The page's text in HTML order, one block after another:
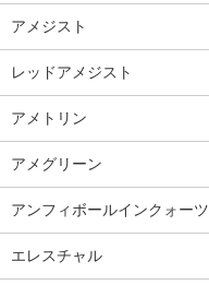
アメジスト
レッドアメジスト
アメトリン
アメグリーン
アンフィボールインクォーツ
エレスチャル